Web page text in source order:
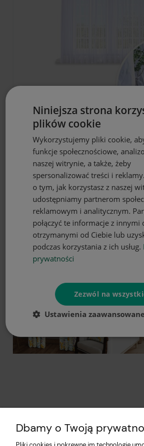
Firana gotowa biała woal
żabki
Dbamy o Twoją
Niniejsza strona
plików cookie
Wykorzystujemy pliki cookie,
funkcje społecznościowe,
naszej witrynie, a także, żeby
spersonalizować treści i
o tym, jak korzystasz z naszej
udostępniamy partnerom
reklamowym i analitycznym.
połączyć te informacje z innymi
otrzymanymi od Ciebie lub
podczas korzystania z ich usług.
prywatności
Zezwól na
Ustawienia zaawansowane